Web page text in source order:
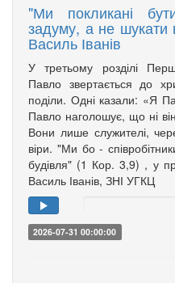
"Ми покликані
задуму, а не шукати
Василь Іванів
У третьому розділі
Павло звертається до
поділи. Одні казали: «Я
Павло наголошує, що ні
Вони лише служителі,
віри. "Ми бо -
будівля" (1 Кор. 3,9) , у
Василь Іванів, ЗНІ УГКЦ
2026-07-31 00:00:00